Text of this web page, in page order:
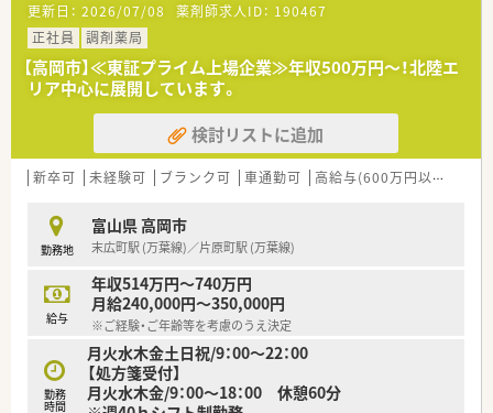
更新日： 2026/07/08 薬剤師求人ID： 190467
正社員
調剤薬局
【高岡市】≪東証プライム上場企業≫年収500万円～！北陸エ
リア中心に展開しています。
検討リストに追加
新卒可 未経験可 ブランク可 車通勤可 高給与(600万円以上)
勤務地
富山県 高岡市
末広町駅 (万葉線)／片原町駅 (万葉線)
給与
年収514万円～740万円
月給240,000円～350,000円
※ご経験・ご年齢等を考慮のうえ決定
勤務
時間
月火水木金土日祝/9：00～22：00
【処方箋受付】
月火水木金/9：00～18：00 休憩60分